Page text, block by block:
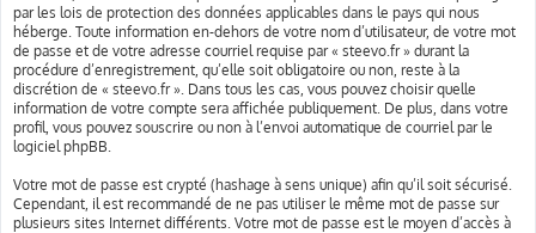
par les lois de protection des données applicables dans le pays qui nous
héberge. Toute information en-dehors de votre nom d’utilisateur, de votre mot
de passe et de votre adresse courriel requise par « steevo.fr » durant la
procédure d’enregistrement, qu’elle soit obligatoire ou non, reste à la
discrétion de « steevo.fr ». Dans tous les cas, vous pouvez choisir quelle
information de votre compte sera affichée publiquement. De plus, dans votre
profil, vous pouvez souscrire ou non à l’envoi automatique de courriel par le
logiciel phpBB.
Votre mot de passe est crypté (hashage à sens unique) afin qu’il soit sécurisé.
Cependant, il est recommandé de ne pas utiliser le même mot de passe sur
plusieurs sites Internet différents. Votre mot de passe est le moyen d’accès à